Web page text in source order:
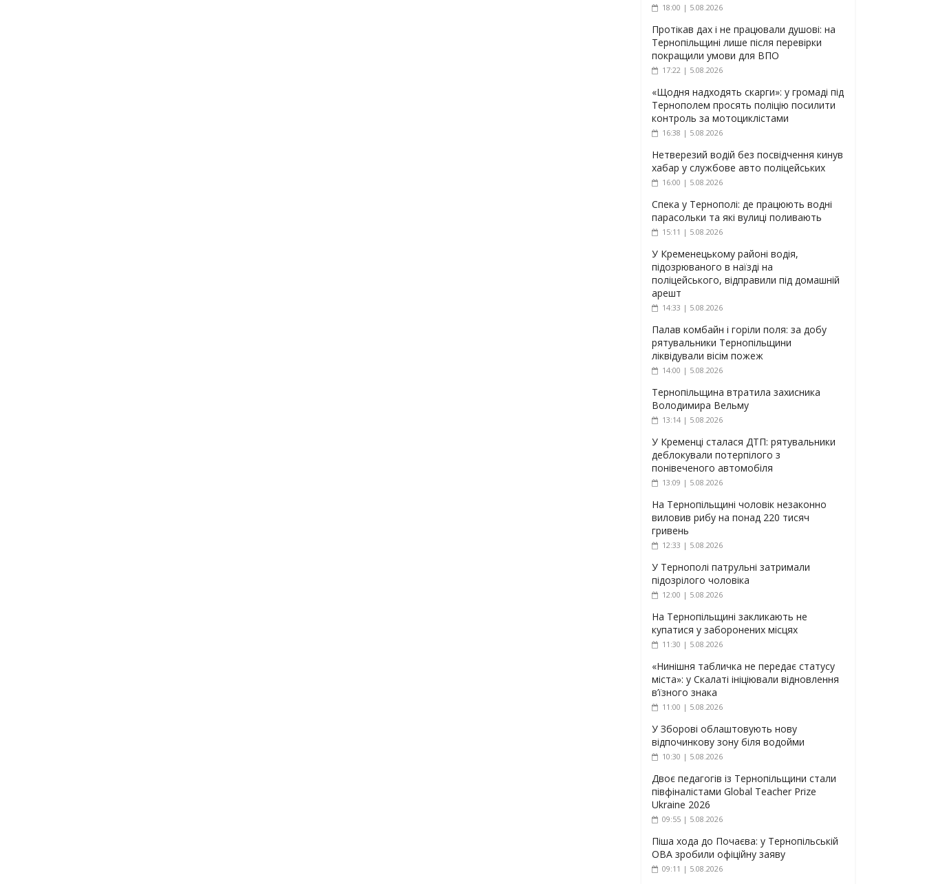
18:00 | 5.08.2026
Протікав дах і не працювали душові: на
Тернопільщині лише після перевірки
покращили умови для ВПО
17:22 | 5.08.2026
«Щодня надходять скарги»: у громаді під
Тернополем просять поліцію посилити
контроль за мотоциклістами
16:38 | 5.08.2026
Нетверезий водій без посвідчення кинув
хабар у службове авто поліцейських
16:00 | 5.08.2026
Спека у Тернополі: де працюють водні
парасольки та які вулиці поливають
15:11 | 5.08.2026
У Кременецькому районі водія,
підозрюваного в наїзді на
поліцейського, відправили під домашній
арешт
14:33 | 5.08.2026
Палав комбайн і горіли поля: за добу
рятувальники Тернопільщини
ліквідували вісім пожеж
14:00 | 5.08.2026
Тернопільщина втратила захисника
Володимира Вельму
13:14 | 5.08.2026
У Кременці сталася ДТП: рятувальники
деблокували потерпілого з
понівеченого автомобіля
13:09 | 5.08.2026
На Тернопільщині чоловік незаконно
виловив рибу на понад 220 тисяч
гривень
12:33 | 5.08.2026
У Тернополі патрульні затримали
підозрілого чоловіка
12:00 | 5.08.2026
На Тернопільщині закликають не
купатися у заборонених місцях
11:30 | 5.08.2026
«Нинішня табличка не передає статусу
міста»: у Скалаті ініціювали відновлення
в’їзного знака
11:00 | 5.08.2026
У Зборові облаштовують нову
відпочинкову зону біля водойми
10:30 | 5.08.2026
Двоє педагогів із Тернопільщини стали
півфіналістами Global Teacher Prize
Ukraine 2026
09:55 | 5.08.2026
Піша хода до Почаєва: у Тернопільській
ОВА зробили офіційну заяву
09:11 | 5.08.2026